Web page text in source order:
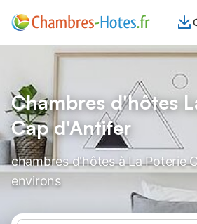
Chambres d'hôtes
Cap d'Antifer
chambres d'hôtes à La Poterie
environs